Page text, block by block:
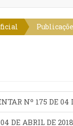
Nº 175 DE 04
DE ABRIL DE 2018